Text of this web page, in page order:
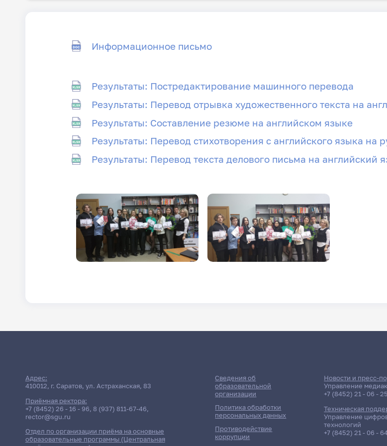
Информационное письмо
Результаты: Постредактирование машинного перевода
Результаты: Перевод отрывка художественного текста на
Результаты: Составление резюме на английском языке
Результаты: Перевод стихотворения с английского языка на
Результаты: Перевод текста делового письма на английский
Адрес:
410012, г. Саратов, ул. Астраханская, 83
Приёмная ректора:
+7 (8452) 26 - 16 - 96, 8 (937) 811-67-46,
rector@sgu.ru
Отдел по организации приёма на основные
образовательные программы (Центральная
Сведения об
образовательной
организации
Политика обработки
персональных данных
Противодействие
коррупции
Новости и пресс-
Управление
+7 (8452) 21 - 06 - 25
Техническая
Управление
технологий
+7 (8452) 21 - 06 -